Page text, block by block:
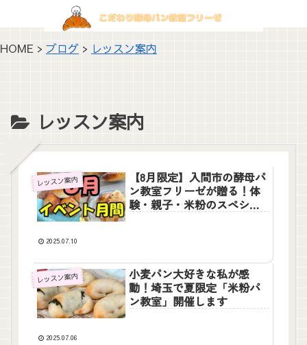
HOME > ブログ > レッスン案内
レッスン案内
レッスン案内
【8月限定】入間市の酵母パ
ン教室フリーゼが贈る！体
験・親子・米粉のスペシャ
2025.07.10
レッスン案内
小麦パン大好きな私が感
動！埼玉で夏限定「米粉パ
ン教室」開催します
2025.07.06